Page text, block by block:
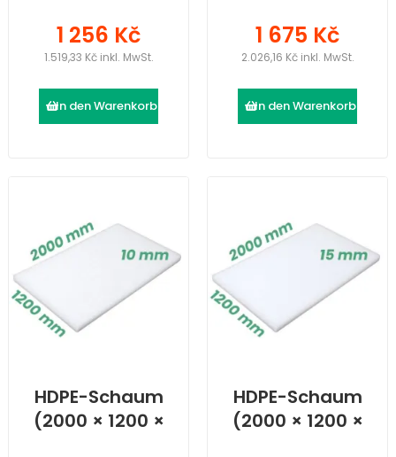
1 256 Kč
1.519,33 Kč inkl. MwSt.
In den Warenkorb
1 675 Kč
2.026,16 Kč inkl. MwSt.
In den Warenkorb
HDPE-Schaum
(2000 × 1200 ×
HDPE-Schaum
(2000 × 1200 ×